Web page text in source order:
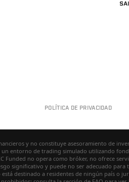
POLÍTICA DE PRIVACIDAD
y no constituye asesoramiento de
entorno de trading simulado utilizando
Funded no opera como bróker, no ofrece
significativo y puede no ser adecuado para
destinado a residentes de ningún país o